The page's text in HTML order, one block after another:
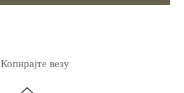
Копирајте везу